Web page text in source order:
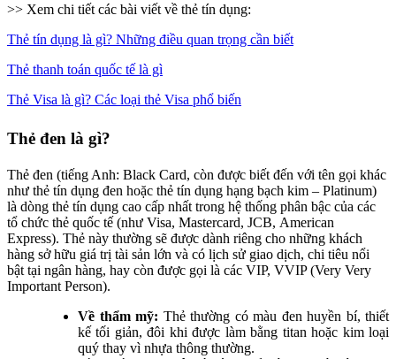
>> Xem chi tiết các bài viết về thẻ tín dụng:
Thẻ tín dụng là gì? Những điều quan trọng cần biết
Thẻ thanh toán quốc tế là gì
Thẻ Visa là gì? Các loại thẻ Visa phổ biến
Thẻ đen là gì?
Thẻ đen (tiếng Anh: Black Card, còn được biết đến với tên gọi khác
như thẻ tín dụng đen hoặc thẻ tín dụng hạng bạch kim – Platinum)
là dòng thẻ tín dụng cao cấp nhất trong hệ thống phân bậc của các
tổ chức thẻ quốc tế (như Visa, Mastercard, JCB, American
Express). Thẻ này thường sẽ được dành riêng cho những khách
hàng sở hữu giá trị tài sản lớn và có lịch sử giao dịch, chi tiêu nổi
bật tại ngân hàng, hay còn được gọi là các VIP, VVIP (Very Very
Important Person).
Về thẩm mỹ: Thẻ thường có màu đen huyền bí, thiết
kế tối giản, đôi khi được làm bằng titan hoặc kim loại
quý thay vì nhựa thông thường.